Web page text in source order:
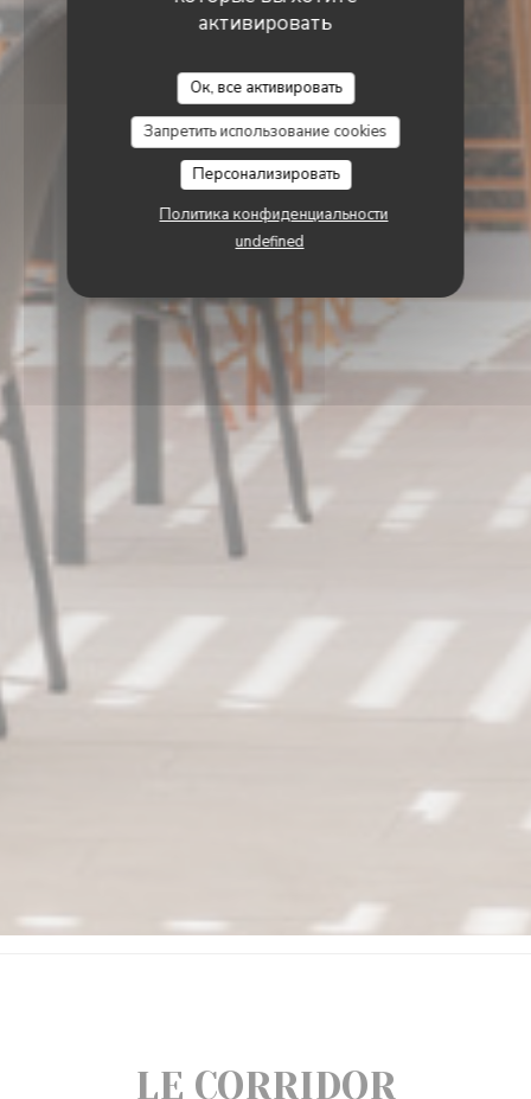
активировать
Ок, все активировать
Запретить использование cookies
Персонализировать
Политика конфиденциальности
undefined
LE CORRIDOR